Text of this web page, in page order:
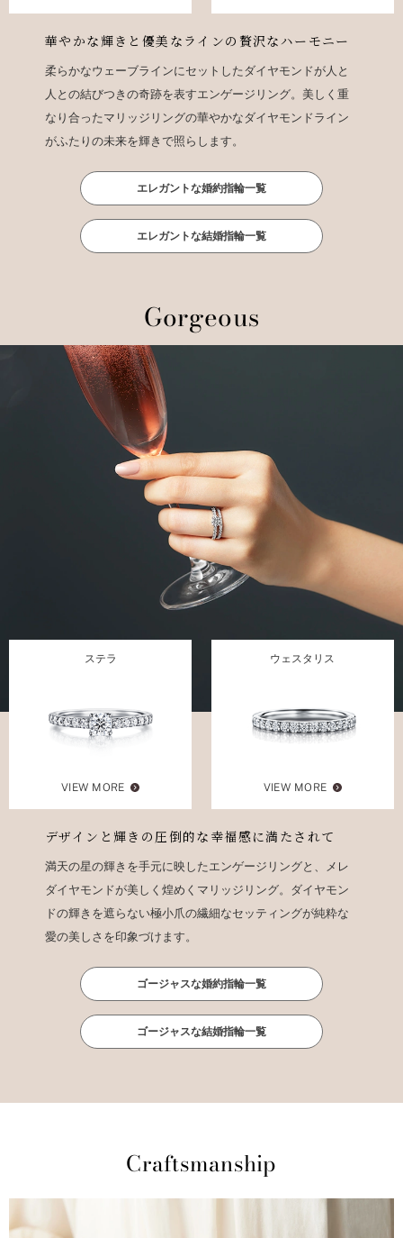
華やかな輝きと優美なラインの贅沢なハーモニー
柔らかなウェーブラインにセットしたダイヤモンドが人と
人との結びつきの奇跡を表すエンゲージリング。美しく重
なり合ったマリッジリングの華やかなダイヤモンドライン
がふたりの未来を輝きで照らします。
エレガントな婚約指輪一覧
エレガントな結婚指輪一覧
Gorgeous
ステラ
VIEW MORE
ウェスタリス
VIEW MORE
デザインと輝きの圧倒的な幸福感に満たされて
満天の星の輝きを手元に映したエンゲージリングと、メレ
ダイヤモンドが美しく煌めくマリッジリング。ダイヤモン
ドの輝きを遮らない極小爪の繊細なセッティングが純粋な
愛の美しさを印象づけます。
ゴージャスな婚約指輪一覧
ゴージャスな結婚指輪一覧
Craftsmanship